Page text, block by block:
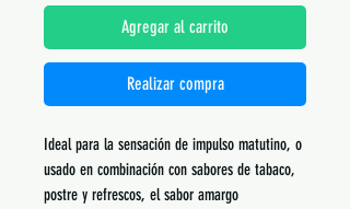
Agregar al carrito
Realizar compra
Ideal para la sensación de impulso matutino, o
usado en combinación con sabores de tabaco,
postre y refrescos, el sabor amargo